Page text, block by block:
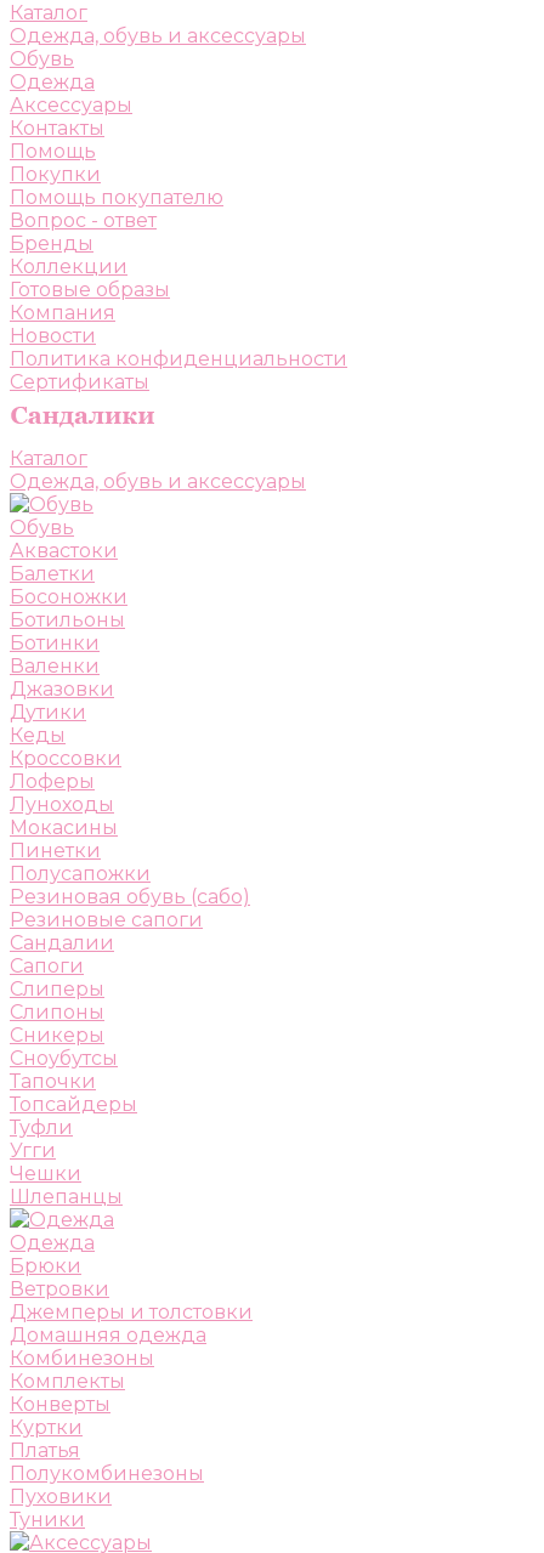
Каталог
Одежда, обувь и аксессуары
Обувь
Одежда
Аксессуары
Контакты
Помощь
Покупки
Помощь покупателю
Вопрос - ответ
Бренды
Коллекции
Готовые образы
Компания
Новости
Политика конфиденциальности
Сертификаты
Каталог
Одежда, обувь и аксессуары
Обувь
Аквастоки
Балетки
Босоножки
Ботильоны
Ботинки
Валенки
Джазовки
Дутики
Кеды
Кроссовки
Лоферы
Луноходы
Мокасины
Пинетки
Полусапожки
Резиновая обувь (сабо)
Резиновые сапоги
Сандалии
Сапоги
Слиперы
Слипоны
Сникеры
Сноубутсы
Тапочки
Топсайдеры
Туфли
Угги
Чешки
Шлепанцы
Одежда
Брюки
Ветровки
Джемперы и толстовки
Домашняя одежда
Комбинезоны
Комплекты
Конверты
Куртки
Платья
Полукомбинезоны
Пуховики
Туники